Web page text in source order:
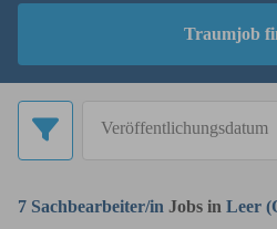
Traumjob
Veröffentlichungsdatum
7 Sachbearbeiter/in Jobs in Leer